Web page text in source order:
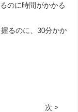
のに時間がかかる
るのに、30分かか
次 >